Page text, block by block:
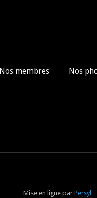
Nos membres Nos
Mise en ligne par Persyl